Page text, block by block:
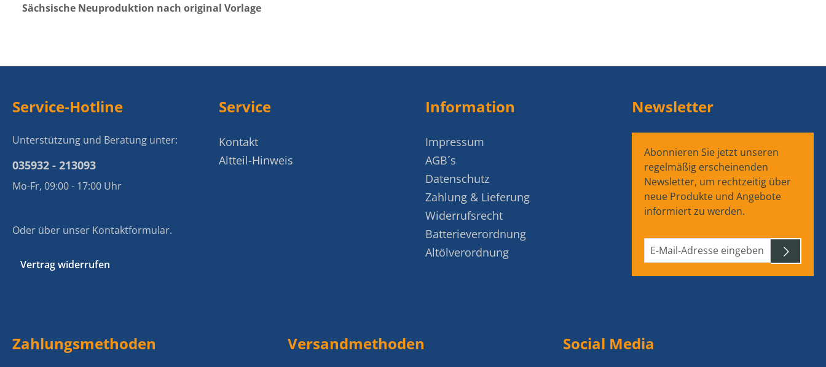
Sächsische Neuproduktion nach original Vorlage
Service-Hotline
Unterstützung und Beratung unter:
035932 - 213093
Mo-Fr, 09:00 - 17:00 Uhr
Oder über unser Kontaktformular.
Vertrag widerrufen
Service
Kontakt
Altteil-Hinweis
Information
Impressum
AGB´s
Datenschutz
Zahlung & Lieferung
Widerrufsrecht
Batterieverordnung
Altölverordnung
Newsletter
Abonnieren Sie jetzt unseren
regelmäßig erscheinenden
Newsletter, um rechtzeitig über
neue Produkte und Angebote
informiert zu werden.
Zahlungsmethoden Versandmethoden Social Media